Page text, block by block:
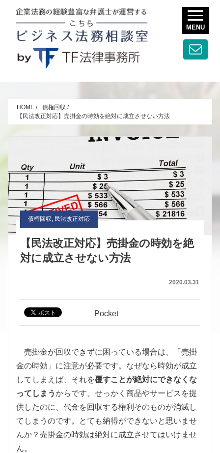
HOME / 債権回収 /
【民法改正対応】売掛金の時効を絶対に成立させない方法
債権回収, 民法改正対応
【民法改正対応】売掛金の時効を絶
対に成立させない方法
2020.03.31
Pocket
売掛金が回収できずに困っている場合は、「売掛
金の時効」に注意が必要です。なぜなら時効が成立
してしまえば、それを覆すことが絶対にできなくな
ってしまうからです。せっかく商品やサービスを提
供したのに、代金を回収する権利そのものが消滅し
てしまうのです。とても納得ができないと思いませ
んか？売掛金の時効は絶対に成立させてはいけませ
ん。
MENU